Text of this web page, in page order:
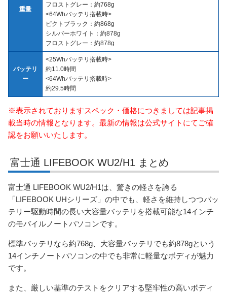
重量
フロストグレー：約768g
<64Whバッテリ搭載時>
ピクトブラック：約868g
シルバーホワイト：約878g
フロストグレー：約878g
バッテリ
ー
<25Whバッテリ搭載時>
約11.0時間
<64Whバッテリ搭載時>
約29.5時間
※表示されておりますスペック・価格につきましては記事掲
載当時の情報となります。最新の情報は公式サイトにてご確
認をお願いいたします。
富士通 LIFEBOOK WU2/H1 まとめ
富士通 LIFEBOOK WU2/H1は、驚きの軽さを誇る
「LIFEBOOK UHシリーズ」の中でも、軽さを維持しつつバッ
テリー駆動時間の長い大容量バッテリを搭載可能な14インチ
のモバイルノートパソコンです。
標準バッテリなら約768g、大容量バッテリでも約878gという
14インチノートパソコンの中でも非常に軽量なボディが魅力
です。
また、厳しい基準のテストをクリアする堅牢性の高いボディ